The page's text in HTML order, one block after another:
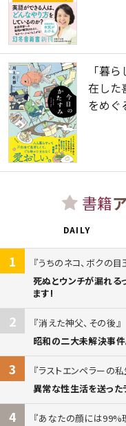
「暮
在した
をめぐ
書籍
DAILY
1
うちのネコ、ボクの
死ぬとウンチが漏れる
ます!
2
消えた神父、その後
昭和の二大未解決事件
3
ラストエンペラーの
異常な性生活を送った
4
あなたの顔には99%